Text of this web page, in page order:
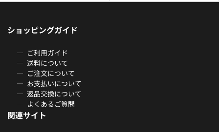
ショッピングガイド
ご利用ガイド
送料について
ご注文について
お支払いについて
返品交換について
よくあるご質問
関連サイト